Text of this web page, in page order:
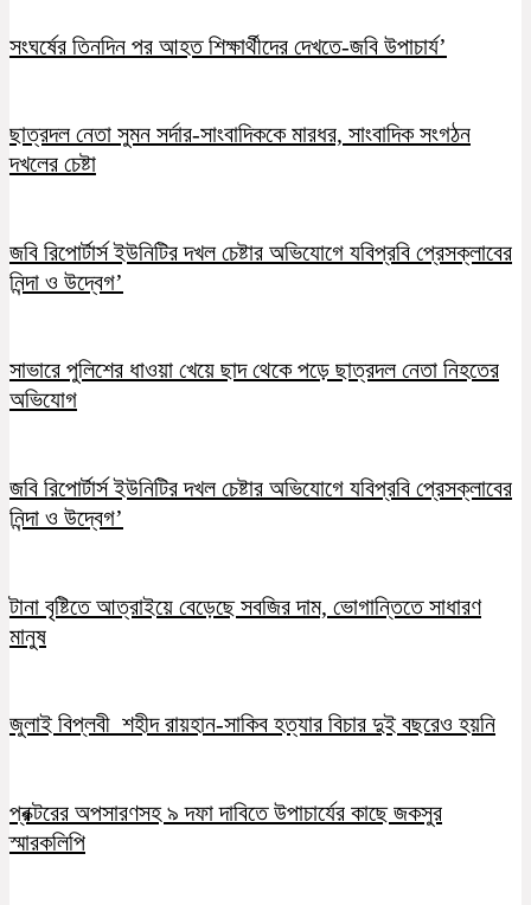
সংঘর্ষের তিনদিন পর আহত শিক্ষার্থীদের দেখতে-জবি উপাচার্য’
ছাত্রদল নেতা সুমন সর্দার-সাংবাদিককে মারধর, সাংবাদিক সংগঠন
দখলের চেষ্টা
জবি রিপোর্টার্স ইউনিটির দখল চেষ্টার অভিযোগে যবিপ্রবি প্রেসক্লাবের
নিন্দা ও উদ্বেগ’
সাভারে পুলিশের ধাওয়া খেয়ে ছাদ থেকে পড়ে ছাত্রদল নেতা নিহতের
অভিযোগ
জবি রিপোর্টার্স ইউনিটির দখল চেষ্টার অভিযোগে যবিপ্রবি প্রেসক্লাবের
নিন্দা ও উদ্বেগ’
টানা বৃষ্টিতে আত্রাইয়ে বেড়েছে সবজির দাম, ভোগান্তিতে সাধারণ
মানুষ
জুলাই বিপ্লবী শহীদ রায়হান-সাকিব হত্যার বিচার দুই বছরেও হয়নি
প্রক্টরের অপসারণসহ ৯ দফা দাবিতে উপাচার্যের কাছে জকসুর
স্মারকলিপি